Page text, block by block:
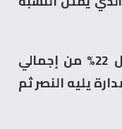
أما معيار الأداء الرياضي فيمثل 22% من إجمالي
يليه النصر ثم